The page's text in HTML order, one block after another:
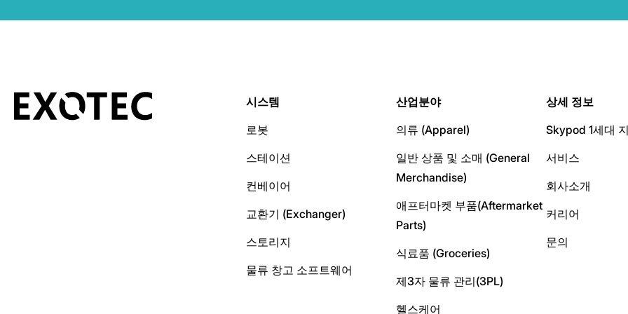
시스템
로봇
스테이션
컨베이어
교환기 (Exchanger)
스토리지
물류 창고 소프트웨어
산업분야
의류 (Apparel)
일반 상품 및 소매 (General
Merchandise)
애프터마켓 부품(Aftermarket
Parts)
식료품 (Groceries)
제3자 물류 관리(3PL)
헬스케어
상세 정보
Skypod 1세대
서비스
회사소개
커리어
문의